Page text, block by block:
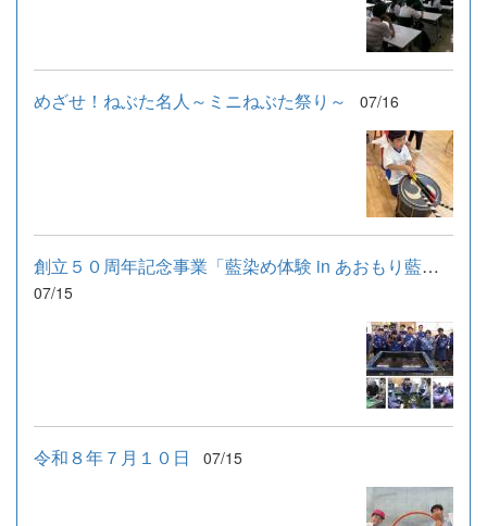
めざせ！ねぶた名人～ミニねぶた祭り～ 07/16
創立５０周年記念事業「藍染め体験 in あおもり藍産業株式会社」
07/15
令和８年７月１０日 07/15